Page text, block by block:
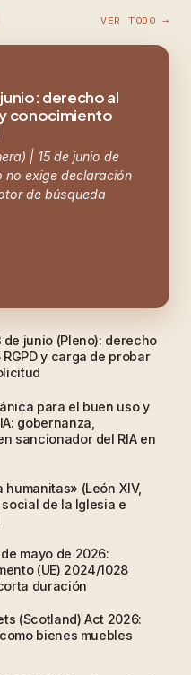
VER TODO →
derecho al
conocimiento
| 15 de junio de
exige declaración
de búsqueda
de junio (Pleno): derecho
y carga de probar
para el buen uso y
gobernanza,
sancionador del RIA en
(León XIV,
de la Iglesia e
mayo de 2026:
(UE) 2024/1028
duración
(Scotland) Act 2026:
bienes muebles